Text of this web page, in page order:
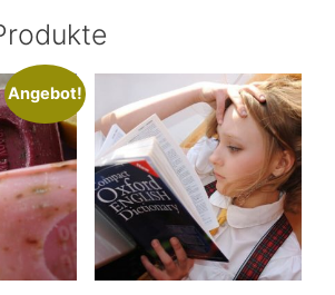
Angebot!